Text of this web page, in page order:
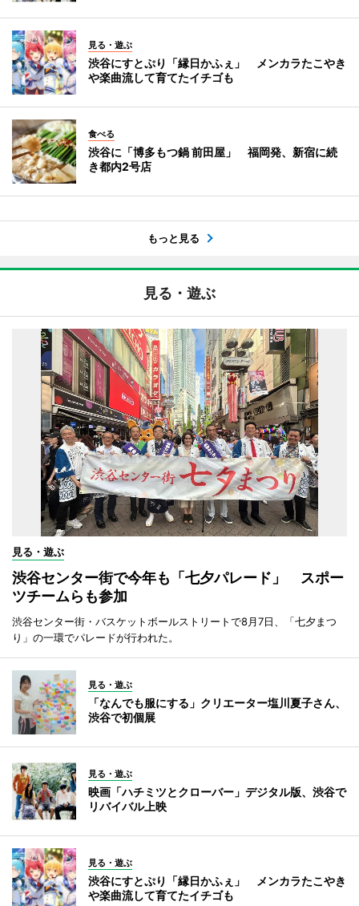
見る・遊ぶ
渋谷にすとぷり「縁日かふぇ」 メンカラたこやき
や楽曲流して育てたイチゴも
食べる
渋谷に「博多もつ鍋 前田屋」 福岡発、新宿に続
き都内2号店
もっと見る
見る・遊ぶ
見る・遊ぶ
渋谷センター街で今年も「七夕パレード」 スポー
ツチームらも参加
渋谷センター街・バスケットボールストリートで8月7日、「七夕まつ
り」の一環でパレードが行われた。
見る・遊ぶ
「なんでも服にする」クリエーター塩川夏子さん、
渋谷で初個展
見る・遊ぶ
映画「ハチミツとクローバー」デジタル版、渋谷で
リバイバル上映
見る・遊ぶ
渋谷にすとぷり「縁日かふぇ」 メンカラたこやき
や楽曲流して育てたイチゴも